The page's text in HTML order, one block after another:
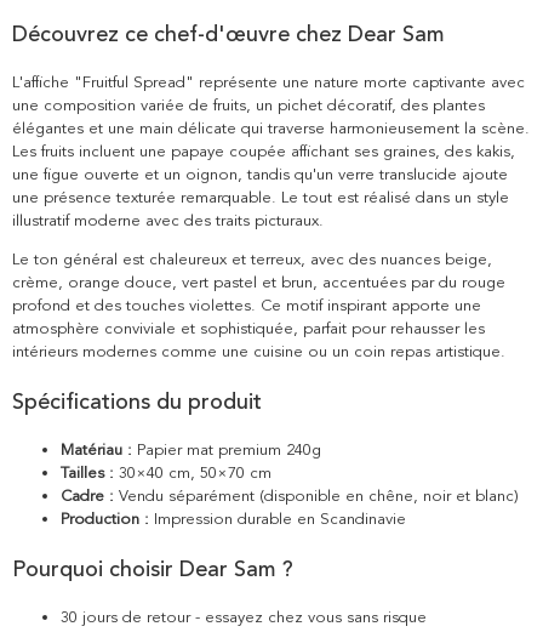
Découvrez ce chef-d'œuvre chez Dear Sam
L'affiche "Fruitful Spread" représente une nature morte captivante avec
une composition variée de fruits, un pichet décoratif, des plantes
élégantes et une main délicate qui traverse harmonieusement la scène.
Les fruits incluent une papaye coupée affichant ses graines, des kakis,
une figue ouverte et un oignon, tandis qu'un verre translucide ajoute
une présence texturée remarquable. Le tout est réalisé dans un style
illustratif moderne avec des traits picturaux.
Le ton général est chaleureux et terreux, avec des nuances beige,
crème, orange douce, vert pastel et brun, accentuées par du rouge
profond et des touches violettes. Ce motif inspirant apporte une
atmosphère conviviale et sophistiquée, parfait pour rehausser les
intérieurs modernes comme une cuisine ou un coin repas artistique.
Spécifications du produit
Matériau : Papier mat premium 240g
Tailles : 30×40 cm, 50×70 cm
Cadre : Vendu séparément (disponible en chêne, noir et blanc)
Production : Impression durable en Scandinavie
Pourquoi choisir Dear Sam ?
30 jours de retour - essayez chez vous sans risque